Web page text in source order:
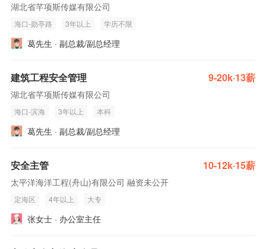
湖北省芊项斯传媒有限公司
海口-勋亭路 3年以上 学历不限
葛先生 · 副总裁/副总经理
建筑工程安全管理 9-20k·13薪
湖北省芊项斯传媒有限公司
海口-滨海 3年以上 本科
葛先生 · 副总裁/副总经理
安全主管 10-12k·15薪
太平洋海洋工程(舟山)有限公司 融资未公开
定海区 4年以上 大专
张女士 · 办公室主任